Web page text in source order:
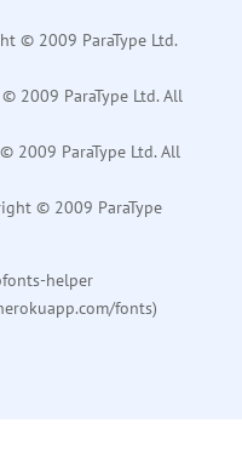
© 2009 ParaType Ltd.
2009 ParaType Ltd. All
2009 ParaType Ltd. All
© 2009 ParaType
helper
fonts)